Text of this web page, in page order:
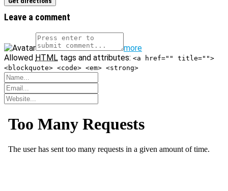
Leave a comment
more
Allowed HTML tags and attributes: <a href="" title="">
<blockquote> <code> <em> <strong>